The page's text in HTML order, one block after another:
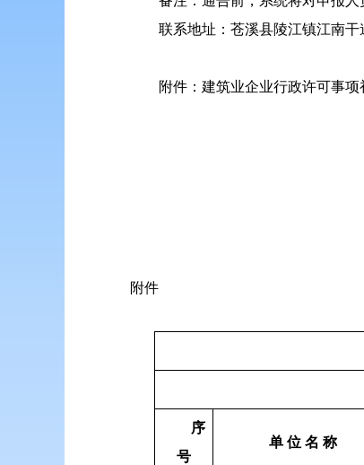
联系地址：苍溪县陵江镇江南
附件：建筑业企业行政许可事
附件
序
号
单 位 名 称